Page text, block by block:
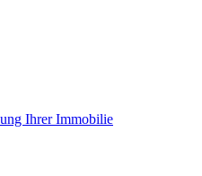
Ihrer Immobilie